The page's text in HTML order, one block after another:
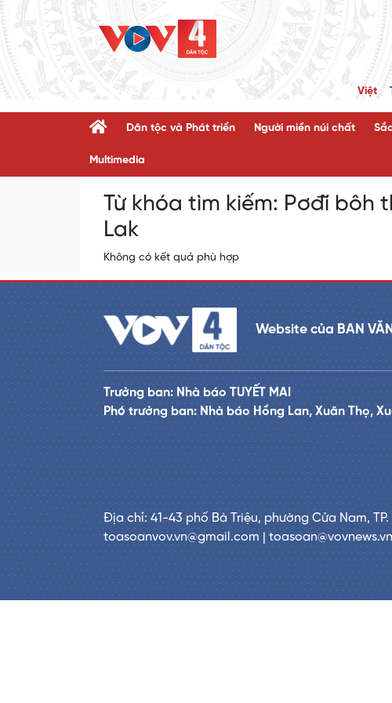
Việt
Dân tộc và Phát triển Người miền núi chất
Multimedia
Từ khóa tìm kiếm: Pơđĭ bôh
Lak
Không có kết quả phù hợp
Website của BAN
Trưởng ban: Nhà báo TUYẾT MAI
Phó trưởng ban: Nhà báo Hồng Lan, Xuân Thọ,
Địa chỉ: 41-43 phố Bà Triệu, phường Cửa Nam, TP.
toasoanvov.vn@gmail.com | toasoan@vovnews.vn